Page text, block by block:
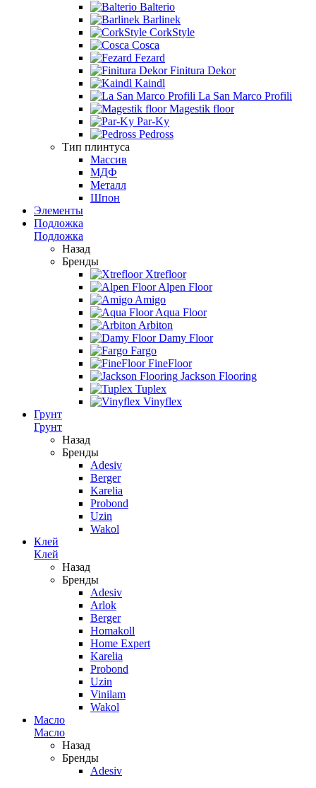
Balterio
Barlinek
CorkStyle
Cosca
Fezard
Finitura Dekor
Kaindl
La San Marco Profili
Magestik floor
Par-Ky
Pedross
Тип плинтуса
Массив
МДФ
Металл
Шпон
Элементы
Подложка
Подложка
Назад
Бренды
Xtrefloor
Alpen Floor
Amigo
Aqua Floor
Arbiton
Damy Floor
Fargo
FineFloor
Jackson Flooring
Tuplex
Vinyflex
Грунт
Грунт
Назад
Бренды
Adesiv
Berger
Karelia
Probond
Uzin
Wakol
Клей
Клей
Назад
Бренды
Adesiv
Arlok
Berger
Homakoll
Home Expert
Karelia
Probond
Uzin
Vinilam
Wakol
Масло
Масло
Назад
Бренды
Adesiv